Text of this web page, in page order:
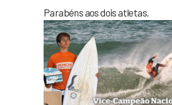
Parabéns aos dois atletas.